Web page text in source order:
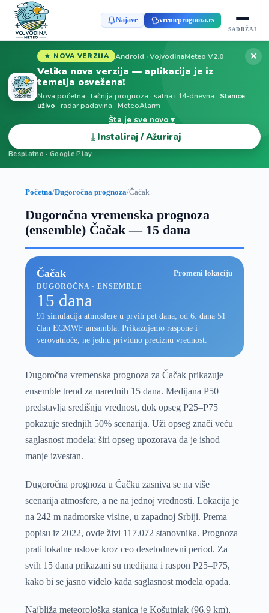
Najave vremeprognoza.rs
SADRŽAJ
★ NOVA VERZIJA Android · VojvodinaMeteo V2.0
Velika nova verzija — aplikacija je iz
temelja osvežena!
Nova početna · tačnija prognoza · satna i 14-dnevna · Stanice
uživo · radar padavina · MeteoAlarm
Šta je sve novo ▾
⤓ Instaliraj / Ažuriraj
Besplatno · Google Play
✕
Početna/Dugoročna prognoza/Čačak
Dugoročna vremenska prognoza
(ensemble) Čačak — 15 dana
Čačak Promeni lokaciju
DUGOROČNA · ENSEMBLE
15 dana
91 simulacija atmosfere u prvih pet dana; od 6. dana 51
član ECMWF ansambla. Prikazujemo raspone i
verovatnoće, ne jednu prividno preciznu vrednost.
Dugoročna vremenska prognoza za Čačak prikazuje
ensemble trend za narednih 15 dana. Medijana P50
predstavlja središnju vrednost, dok opseg P25–P75
pokazuje srednjih 50% scenarija. Uži opseg znači veću
saglasnost modela; širi opseg upozorava da je ishod
manje izvestan.
Dugoročna prognoza u Čačku zasniva se na više
scenarija atmosfere, a ne na jednoj vrednosti. Lokacija je
na 242 m nadmorske visine, u zapadnoj Srbiji. Prema
popisu iz 2022, ovde živi 117.072 stanovnika. Prognoza
prati lokalne uslove kroz ceo desetodnevni period. Za
svih 15 dana prikazani su medijana i raspon P25–P75,
kako bi se jasno videlo kada saglasnost modela opada.
Najbliža meteorološka stanica je Košutnjak (96.9 km),